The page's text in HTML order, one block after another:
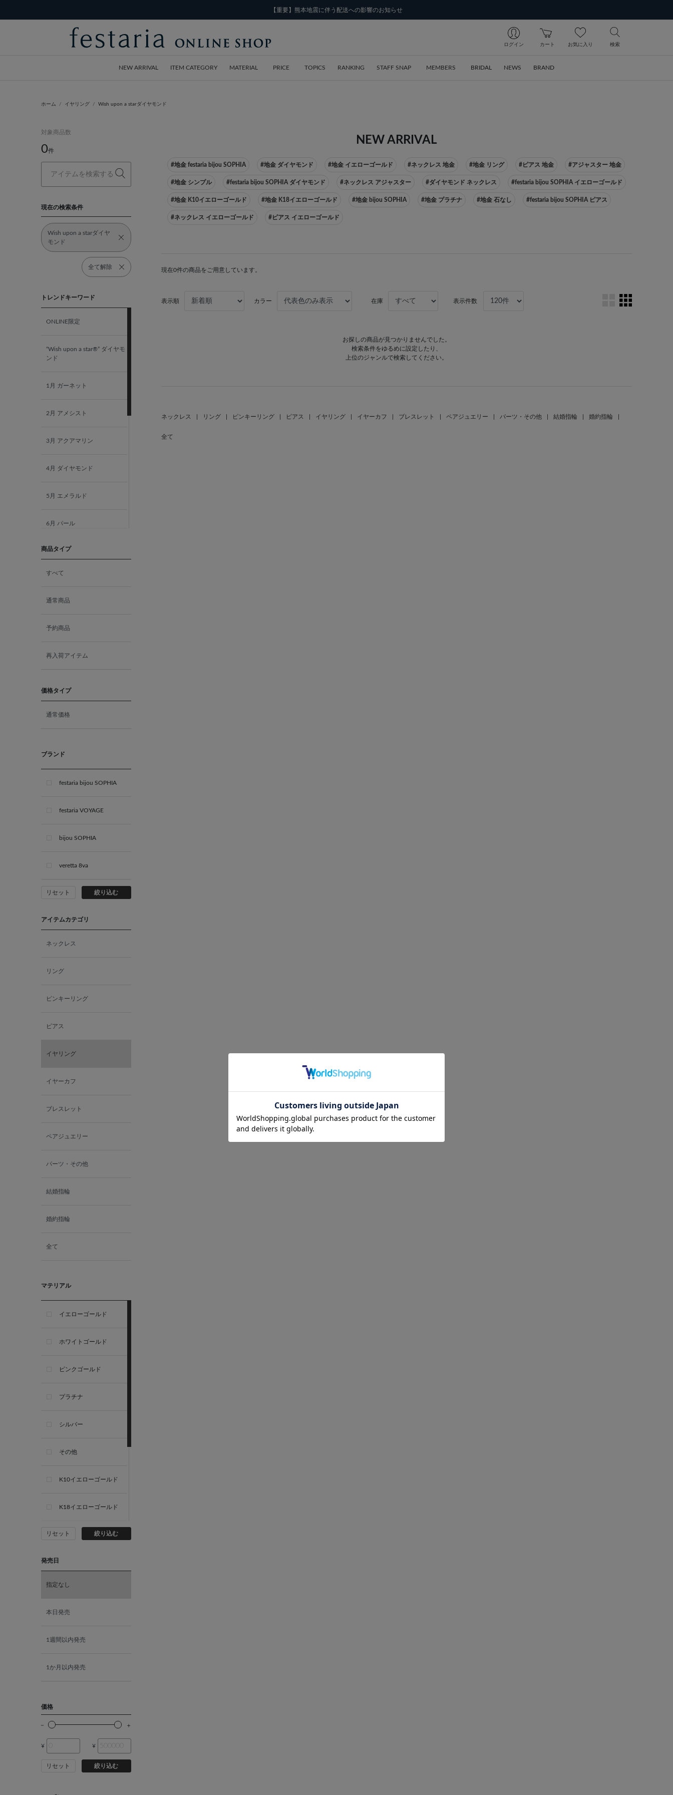
【重要】熊本地震に伴う配送への影響のお知らせ
ログイン カート お気に入り 検索
NEW ARRIVAL ITEM CATEGORY MATERIAL PRICE TOPICS RANKING STAFF SNAP MEMBERS BRIDAL NEWS BRAND
ホーム イヤリング Wish upon a starダイヤモンド
対象商品数
0件
現在の検索条件
Wish upon a starダイヤ
モンド
全て解除
トレンドキーワード
ONLINE限定
“Wish upon a star®” ダイヤモ
ンド
1月 ガーネット
2月 アメシスト
3月 アクアマリン
4月 ダイヤモンド
5月 エメラルド
6月 パール
7月 ルビー
11月 ブルートパーズ
12月 タンザナイト
商品タイプ
すべて
通常商品
予約商品
再入荷アイテム
価格タイプ
通常価格
ブランド
festaria bijou SOPHIA
festaria VOYAGE
bijou SOPHIA
veretta 8va
リセット 絞り込む
アイテムカテゴリ
ネックレス
リング
ピンキーリング
ピアス
イヤリング
イヤーカフ
ブレスレット
ペアジュエリー
パーツ・その他
結婚指輪
婚約指輪
全て
マテリアル
イエローゴールド
ホワイトゴールド
ピンクゴールド
プラチナ
シルバー
その他
K10イエローゴールド
K18イエローゴールド
K10ホワイトゴールド
K10ピンクゴールド
K18ピンクゴールド
リセット 絞り込む
発売日
指定なし
本日発売
1週間以内発売
1か月以内発売
価格
¥ ¥
リセット 絞り込む
NEW ARRIVAL
#地金 festaria bijou SOPHIA #地金 ダイヤモンド #地金 イエローゴールド #ネックレス 地金 #地金 リング #ピアス 地金 #アジャスター 地金
#地金 シンプル #festaria bijou SOPHIA ダイヤモンド #ネックレス アジャスター #ダイヤモンド ネックレス #festaria bijou SOPHIA イエローゴールド
#地金 K10イエローゴールド #地金 K18イエローゴールド #地金 bijou SOPHIA #地金 プラチナ #地金 石なし #festaria bijou SOPHIA ピアス
#ネックレス イエローゴールド #ピアス イエローゴールド
現在0件の商品をご用意しています。
表示順 カラー 在庫 表示件数
お探しの商品が見つかりませんでした。
検索条件をゆるめに設定したり、
上位のジャンルで検索してください。
ネックレス リング ピンキーリング ピアス イヤリング イヤーカフ ブレスレット ペアジュエリー パーツ・その他 結婚指輪 婚約指輪
全て